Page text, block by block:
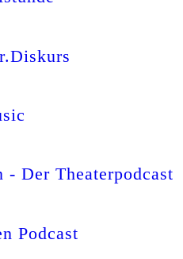
- Der Theaterpodcast
Podcast